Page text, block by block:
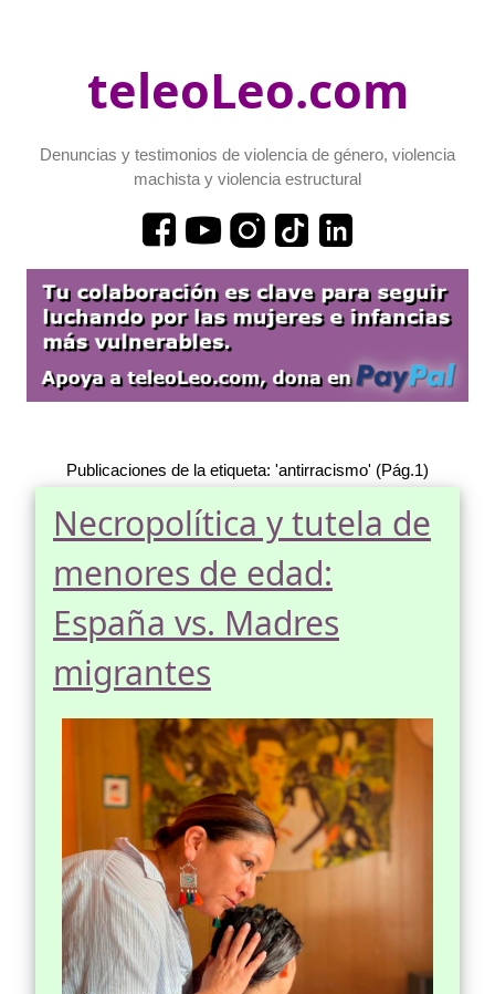
teleoLeo.com
Denuncias y testimonios de violencia de género, violencia
machista y violencia estructural
Publicaciones de la etiqueta: 'antirracismo' (Pág.1)
Necropolítica y tutela de
menores de edad:
España vs. Madres
migrantes